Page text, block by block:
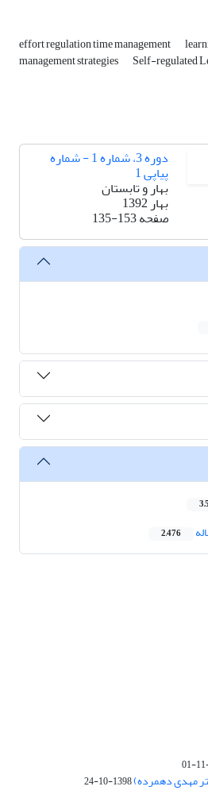
effort regulation time management
management strategies Self-regulated
دوره 3، شماره 1 - شماره
پیاپی 1
بهار و تابستان
بهار 1392
صفحه135-153
2,476
مهدی دهمرده)1398-10-24